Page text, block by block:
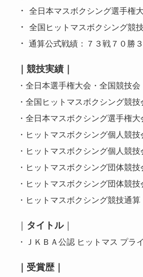
・全日本マスボクシング選手権
・全国ヒットマスボクシング競
・ 通算公式戦績：７３戦７０勝
｜競技実績｜
・全日本選手権大会・全国競技
・全国ヒットマスボクシング競技
・全日本マスボクシング選手権
・ヒットマスボクシング個人競
・ヒットマスボクシング個人競
・ヒットマスボクシング団体競
・ヒットマスボクシング団体競
・ヒットマスボクシング競技通算
｜ タイトル｜
・ＪＫＢＡ公認 ヒットマス プラ
｜受賞歴｜